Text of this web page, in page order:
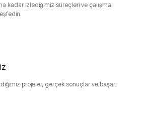
kadar izlediğimiz süreçleri ve çalışma
projeler, gerçek sonuçlar ve başarı